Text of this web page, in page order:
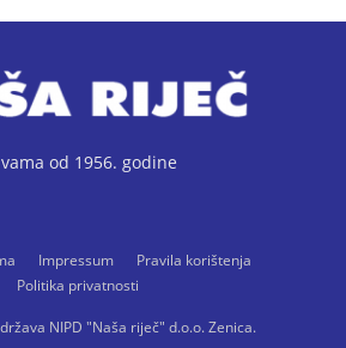
od 1956. godine
Impressum
Pravila korištenja
Politika privatnosti
NIPD "Naša riječ" d.o.o. Zenica.